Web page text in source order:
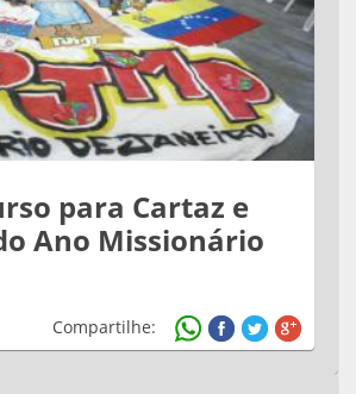
para Cartaz e
Ano Missionário
Compartilhe: